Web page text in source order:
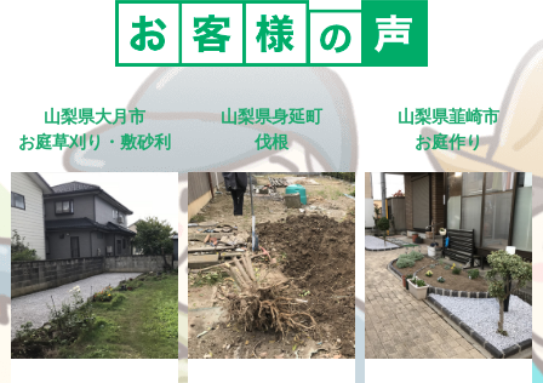
山梨県大月市
お庭草刈り・敷砂利
山梨県身延町
伐根
山梨県韮崎市
お庭作り